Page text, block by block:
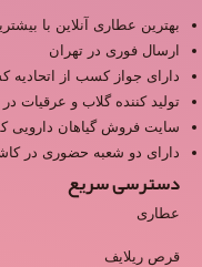
بهترین عطاری آنلاین با
ارسال فوری در تهران
دارای جواز کسب از
تولید کننده گلاب و عرقیات
سایت فروش گیاهان دارویی
دارای دو شعبه حضوری در
دسترسی سریع
عطاری
قرص ریلایف